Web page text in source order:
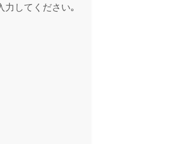
力してください｡